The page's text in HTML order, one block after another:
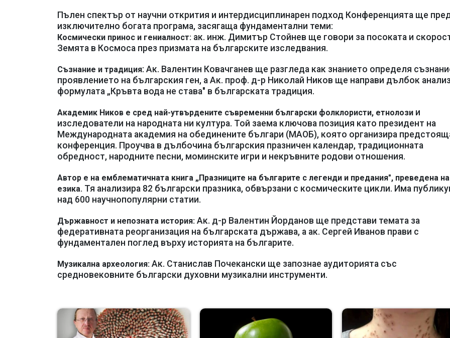
Пълен спектър от научни открития и интердисциплинарен подход Конференцията ще
изключително богата програма, засягаща фундаментални теми:
Космически принос и гениалност: ак. инж. Димитър Стойнев ще говори за посоката и
Земята в Космоса през призмата на българските изследвания.
Съзнание и традиция: Ак. Валентин Ковачганев ще разгледа как знанието определя
проявлението на българския ген, а Ак. проф. д-р Николай Ников ще направи дълбок
формулата „Кръвта вода не става" в българската традиция.
Академик Ников е сред най-утвърдените съвременни български фолклористи, етнолози и
изследователи на народната ни култура. Той заема ключова позиция като президент на
Международната академия на обединените българи (МАОБ), която организира
конференция. Проучва в дълбочина българския празничен календар, традиционната
обредност, народните песни, моминските игри и некръвните родови отношения.
Автор е на емблематичната книга „Празниците на българите с легенди и предания", преведена
езика. Тя анализира 82 български празника, обвързани с космическите цикли. Има
над 600 научнопопулярни статии.
Държавност и непозната история: Ак. д-р Валентин Йорданов ще представи темата за
федеративната реорганизация на българската държава, а ак. Сергей Иванов прави с
фундаментален поглед върху историята на българите.
Музикална археология: Ак. Станислав Почекански ще запознае аудиторията със
средновековните български духовни музикални инструменти.